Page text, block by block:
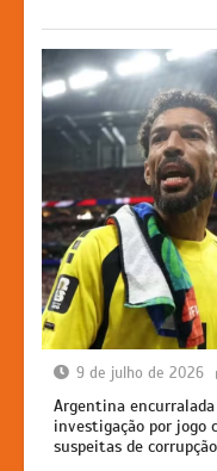
k
9 de julho de 2026
Argentina encurralada
investigação por jogo
suspeitas de